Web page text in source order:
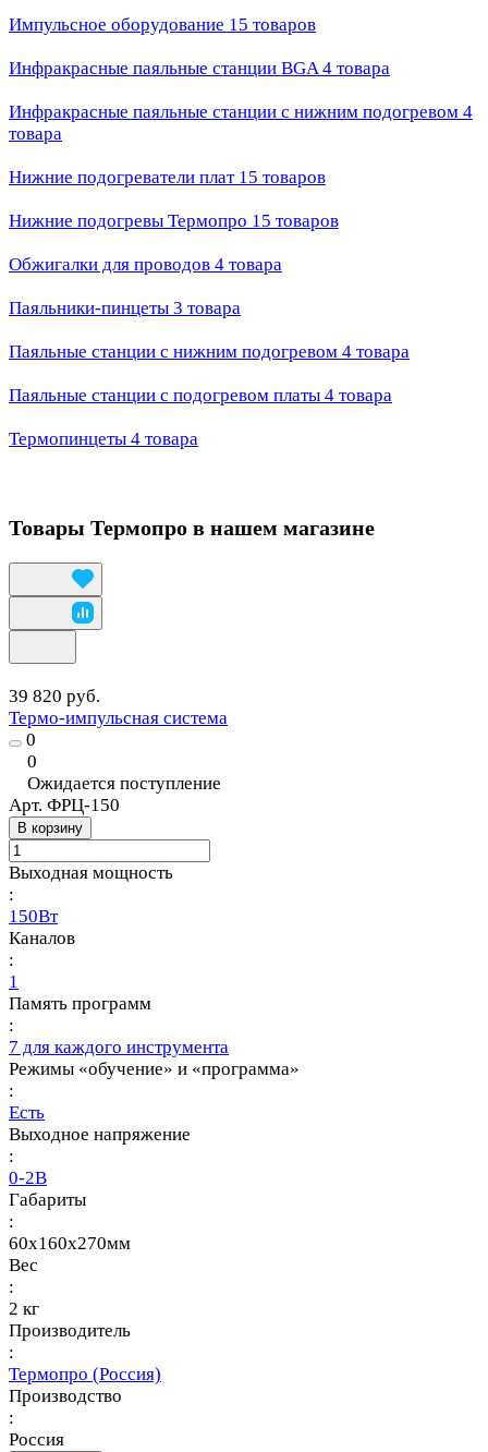
Импульсное оборудование 15 товаров
Инфракрасные паяльные станции BGA4 товара
Инфракрасные паяльные станции с нижним подогревом 4
товара
Нижние подогреватели плат 15 товаров
Нижние подогревы Термопро 15 товаров
Обжигалки для проводов 4 товара
Паяльники-пинцеты 3 товара
Паяльные станции с нижним подогревом 4 товара
Паяльные станции с подогревом платы 4 товара
Термопинцеты 4 товара
Товары Термопро в нашем магазине
39 820 руб.
Термо-импульсная система
0
0
Ожидается поступление
Арт. ФРЦ-150
В корзину
Выходная мощность
:
150Вт
Каналов
:
1
Память программ
:
7 для каждого инструмента
Режимы «обучение» и «программа»
:
Есть
Выходное напряжение
:
0-2В
Габариты
:
60х160х270мм
Вес
:
2 кг
Производитель
:
Термопро (Россия)
Производство
:
Россия